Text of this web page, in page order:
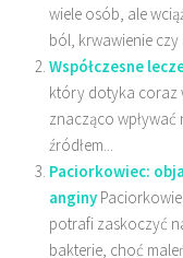
wiele osób, ale
ból, krwawienie
Współczesne
który dotyka coraz
znacząco wpływać
źródłem...
Paciorkowiec:
anginy
potrafi zaskoczyć
bakterie, choć